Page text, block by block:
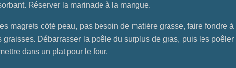
Réserver la marinade à la mangue.
magrets côté peau, pas besoin de matière grasse, faire fondre à
Débarrasser la poêle du surplus de gras, puis les poêler
dans un plat pour le four.